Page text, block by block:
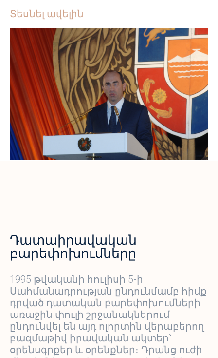
Տեսնել ավելին
Դատաիրավական
բարեփոխումները
1995 թվականի հուլիսի 5-ի
Սահմանադրության ընդունմամբ հիմք
դրված դատական բարեփոխումների
առաջին փուլի շրջանակներում
ընդունվել են այդ ոլորտին վերաբերող
բազմաթիվ իրավական ակտեր՝
օրենսգրքեր և օրենքներ։ Դրանց ուժի